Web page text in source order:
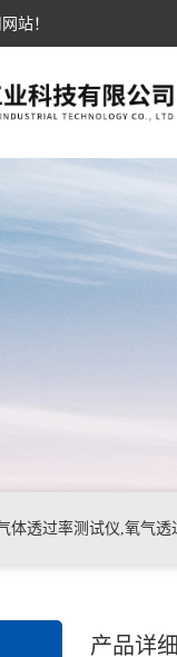
站！
体透过率测试仪,氧气
产品详